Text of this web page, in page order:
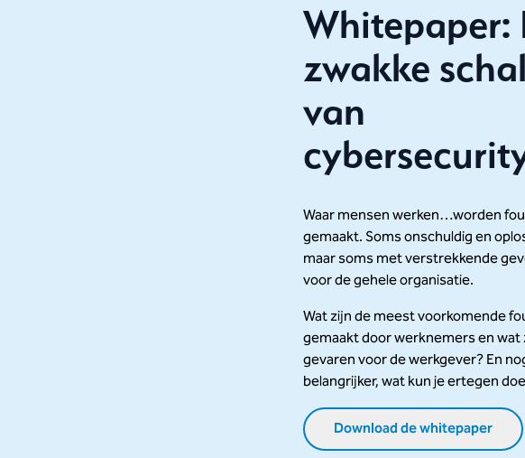
Whitepaper:
zwakke
van
Waar mensen werken…worden
gemaakt. Soms onschuldig en
maar soms met verstrekkende
voor de gehele organisatie.
Wat zijn de meest voorkomende
gemaakt door werknemers en wat
gevaren voor de werkgever? En
belangrijker, wat kun je ertegen
Download de whitepaper